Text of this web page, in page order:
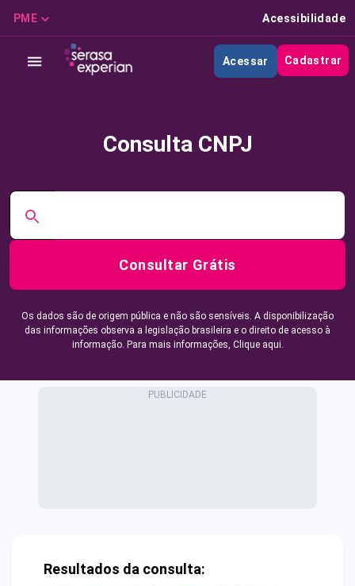
PME Acessibilidade
Acessar Cadastrar
Consulta CNPJ
Consultar Grátis
Os dados são de origem pública e não são sensíveis. A disponibilização
das informações observa a legislação brasileira e o direito de acesso à
informação. Para mais informações, Clique aqui.
Resultados da consulta: